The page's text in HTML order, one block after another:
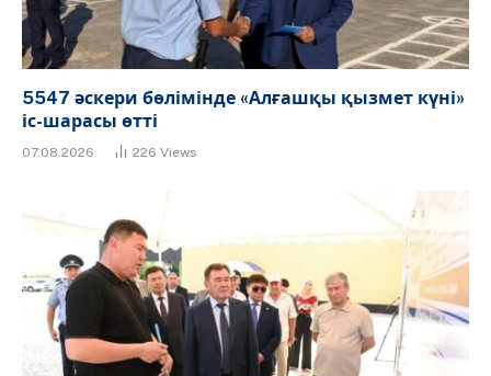
5547 әскери бөлімінде «Алғашқы қызмет күні»
іс-шарасы өтті
07.08.2026 226 Views